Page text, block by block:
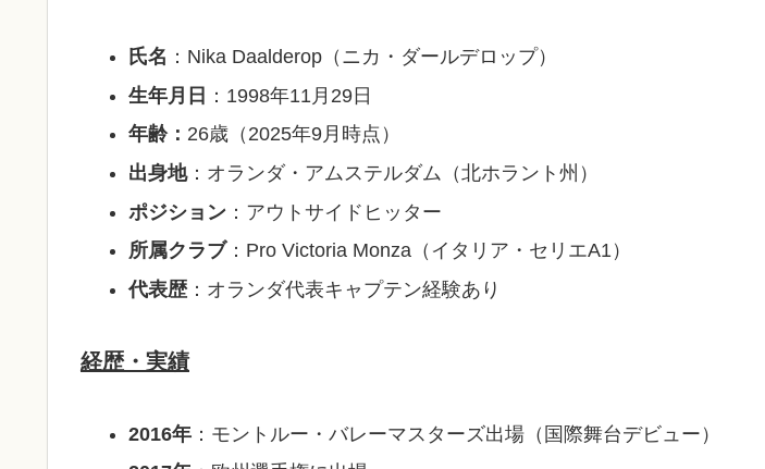
氏名 ：Nika Daalderop（ニカ・ダールデロップ）
生年月日 ：1998年11月29日
年齢： 26歳（2025年9月時点）
出身地：オランダ・アムステルダム（北ホラント州）
ポジション：アウトサイドヒッター
所属クラブ：Pro Victoria Monza（イタリア・セリエA1）
代表歴：オランダ代表キャプテン経験あり
経歴・実績
2016年：モントルー・バレーマスターズ出場（国際舞台デビュー）